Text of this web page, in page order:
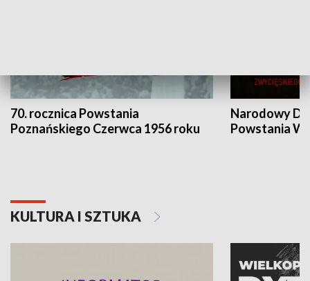
70. rocznica Powstania
Poznańskiego Czerwca 1956 roku
Narodowy
Powstania
KULTURA I SZTUKA